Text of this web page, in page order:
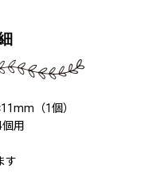
（1個）
用
す